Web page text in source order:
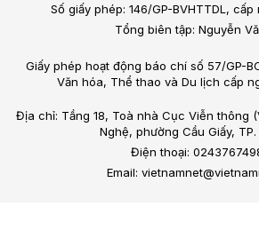
Số giấy phép: 146/GP-BVHTTDL, cấp
Tổng biên tập: Nguyễn
Giấy phép hoạt động báo chí số 57/GP-
Văn hóa, Thể thao và Du lịch cấp
Địa chỉ: Tầng 18, Toà nhà Cục Viễn thông
Nghệ, phường Cầu Giấy, TP.
Điện thoại:
Email: